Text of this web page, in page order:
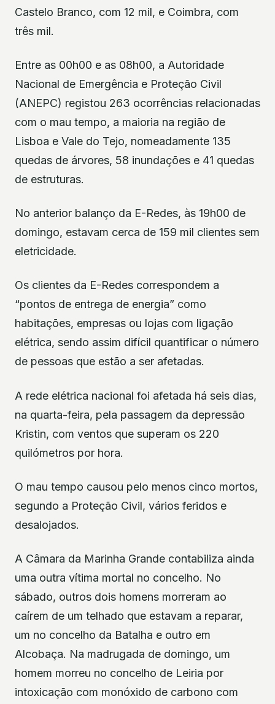
Castelo Branco, com 12 mil, e Coimbra, com
três mil.
Entre as 00h00 e as 08h00, a Autoridade
Nacional de Emergência e Proteção Civil
(ANEPC) registou 263 ocorrências relacionadas
com o mau tempo, a maioria na região de
Lisboa e Vale do Tejo, nomeadamente 135
quedas de árvores, 58 inundações e 41 quedas
de estruturas.
No anterior balanço da E-Redes, às 19h00 de
domingo, estavam cerca de 159 mil clientes sem
eletricidade.
Os clientes da E-Redes correspondem a
“pontos de entrega de energia” como
habitações, empresas ou lojas com ligação
elétrica, sendo assim difícil quantificar o número
de pessoas que estão a ser afetadas.
A rede elétrica nacional foi afetada há seis dias,
na quarta-feira, pela passagem da depressão
Kristin, com ventos que superam os 220
quilómetros por hora.
O mau tempo causou pelo menos cinco mortos,
segundo a Proteção Civil, vários feridos e
desalojados.
A Câmara da Marinha Grande contabiliza ainda
uma outra vítima mortal no concelho. No
sábado, outros dois homens morreram ao
caírem de um telhado que estavam a reparar,
um no concelho da Batalha e outro em
Alcobaça. Na madrugada de domingo, um
homem morreu no concelho de Leiria por
intoxicação com monóxido de carbono com